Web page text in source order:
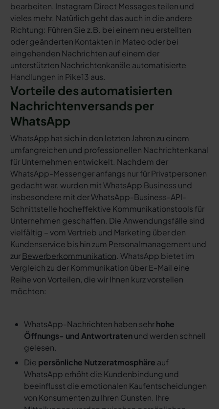
bearbeiten, Instagram Direct Messages teilen und
vieles mehr. Natürlich geht das auch in die andere
Richtung: Führen Sie z.B. bei einem neu erstellten
oder geänderten Kontakten in Mateo oder bei
eingehenden Nachrichten auf einem der
unterstützten Nachrichtenkanäle automatisierte
Handlungen in Pike13 aus.
Vorteile des automatisierten
Nachrichtenversands per
WhatsApp
WhatsApp hat sich in den letzten Jahren zu einem
umfangreichen und professionellen Nachrichtenkanal
für Unternehmen entwickelt. Nachdem der
WhatsApp-Messenger anfangs nur für Privatpersonen
gedacht war, wurden mit WhatsApp Business und
insbesondere mit der WhatsApp-Business-API-
Schnittstelle hocheffektive Kommunikationstools für
Unternehmen geschaffen. Die Anwendungsfälle sind
vielfältig – vom Vertrieb und Marketing über den
Kundenservice bis hin zum Personalmanagement und
zurBewerberkommunikation. WhatsApp bietet im
Vergleich zu der Kommunikation über E-Mail eine
Reihe von Vorteilen, die wir Ihnen kurz vorstellen
möchten:
WhatsApp-Nachrichten haben sehrhohe
Öffnungs- und Antwortratenund werden schnell
gelesen.
Die persönliche Nutzeratmosphäre auf
WhatsApp erhöht die Kundenbindung und
beeinflusst die emotionalen Kaufentscheidungen
von Konsumenten zu Ihren Gunsten. Ihre